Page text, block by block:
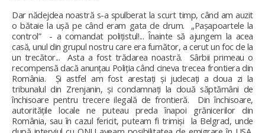
Dar nădejdea noastră s-a spulberat la scurt timp, când am auzit
o bătaie la ușă pe când eram gata de drum. „Pașapoartele la
control” - a comandat polițistul!... Înainte să ajungem la acea
casă, unul din grupul nostru care era fumător, a cerut un foc de la
un trecător... Asta a fost trădarea noastră. Sârbii primeau o
recompensă dacă anunțau Poliția când cineva trecea frontiera din
România. Și astfel am fost arestați și judecați a doua zi la
tribunalul din Zrenjanin, și condamnați la două săptămâni de
închisoare pentru trecere ilegală de frontieră. Din închisoare,
autoritățile locale ne puteau preda înapoi grănicerilor din
România, sau în cazul fericit, puteam fi trimiși la Belgrad, unde